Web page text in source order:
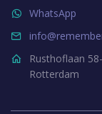
WhatsApp
Rusthoflaan
Rotterdam